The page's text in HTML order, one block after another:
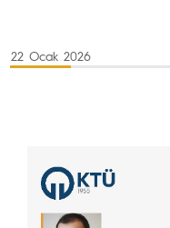
22 Ocak 2026